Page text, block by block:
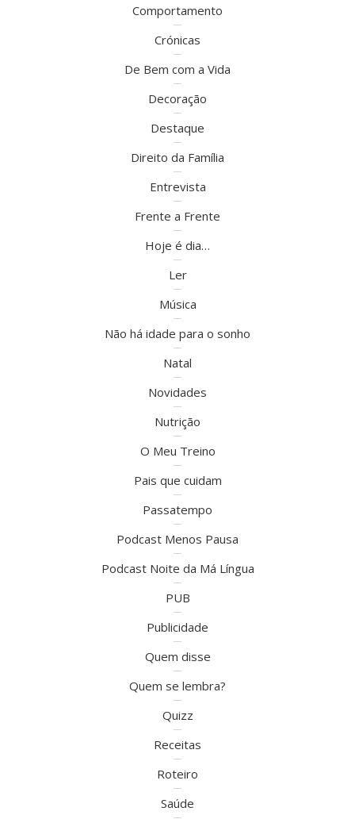
Comportamento
Crónicas
De Bem com a Vida
Decoração
Destaque
Direito da Família
Entrevista
Frente a Frente
Hoje é dia…
Ler
Música
Não há idade para o sonho
Natal
Novidades
Nutrição
O Meu Treino
Pais que cuidam
Passatempo
Podcast Menos Pausa
Podcast Noite da Má Língua
PUB
Publicidade
Quem disse
Quem se lembra?
Quizz
Receitas
Roteiro
Saúde